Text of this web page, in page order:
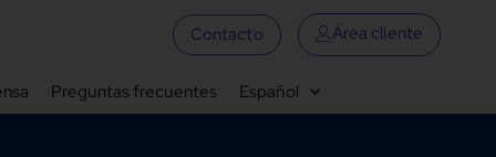
Contacto Área cliente
Preguntas frecuentes Español